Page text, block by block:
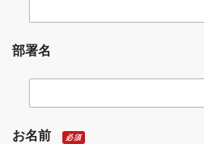
部署名
お名前 必須